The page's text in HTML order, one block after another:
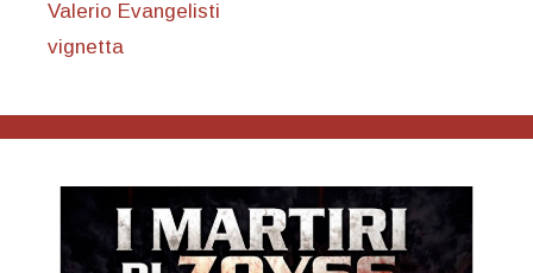
Valerio Evangelisti
vignetta